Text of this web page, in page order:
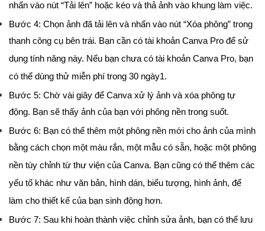
nhấn vào nút “Tải lên” hoặc kéo và thả ảnh vào khung làm việc.
Bước 4: Chọn ảnh đã tải lên và nhấn vào nút “Xóa phông” trong
thanh công cụ bên trái. Bạn cần có tài khoản Canva Pro để sử
dụng tính năng này. Nếu bạn chưa có tài khoản Canva Pro, bạn
có thể dùng thử miễn phí trong 30 ngày1.
Bước 5: Chờ vài giây để Canva xử lý ảnh và xóa phông tự
động. Bạn sẽ thấy ảnh của bạn với phông nền trong suốt.
Bước 6: Bạn có thể thêm một phông nền mới cho ảnh của mình
bằng cách chọn một màu rắn, một mẫu có sẵn, hoặc một phông
nền tùy chỉnh từ thư viện của Canva. Bạn cũng có thể thêm các
yếu tố khác như văn bản, hình dán, biểu tượng, hình ảnh, để
làm cho thiết kế của bạn sinh động hơn.
Bước 7: Sau khi hoàn thành việc chỉnh sửa ảnh, bạn có thể lưu